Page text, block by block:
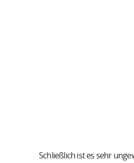
Schließlich ist es sehr